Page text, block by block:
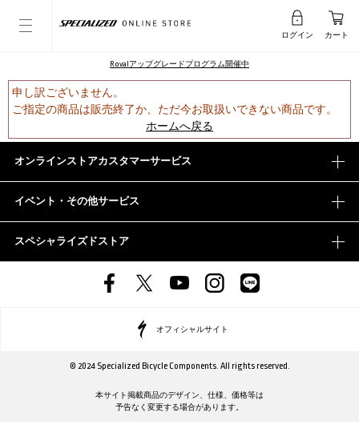
ログイン カート
Rovalアップグレードプログラム開催中
申し訳ございません。
ご指定の商品は販売終了か、ただ今お取扱いできない商品です。
ホームへ戻る
オンラインストアカスタマーサービス
イベント・その他サービス
スペシャライズドストア
オフィシャルサイト
© 2024 Specialized Bicycle Components. All rights reserved.
本サイト掲載商品のデザイン、仕様、価格等は
予告なく変更する場合があります。